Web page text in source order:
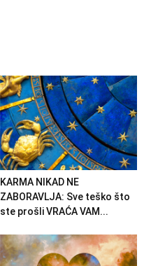
KARMA NIKAD NE
ZABORAVLJA: Sve teško što
ste prošli VRAĆA VAM...